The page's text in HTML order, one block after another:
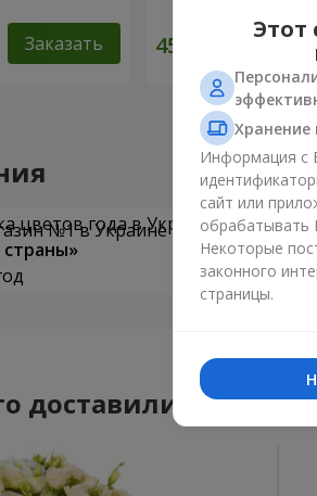
Заказать
цветов года в Украине
доставили
Этот
Хранение
Информация с
сайт или
обрабатывать
Некоторые
законного
страницы.